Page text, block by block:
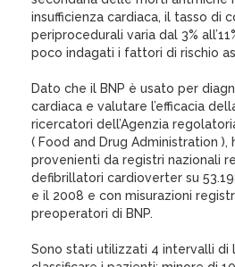
insufficienza cardiaca, il tasso di
periprocedurali varia dal 3%
poco indagati i fattori di rischio
Dato che il BNP è usato per
cardiaca e valutare l’efficacia
ricercatori dell’Agenzia
( Food and Drug Administration ),
provenienti da registri nazionali
defibrillatori cardioverter su
e il 2008 e con misurazioni
preoperatori di BNP.
Sono stati utilizzati 4 intervalli di